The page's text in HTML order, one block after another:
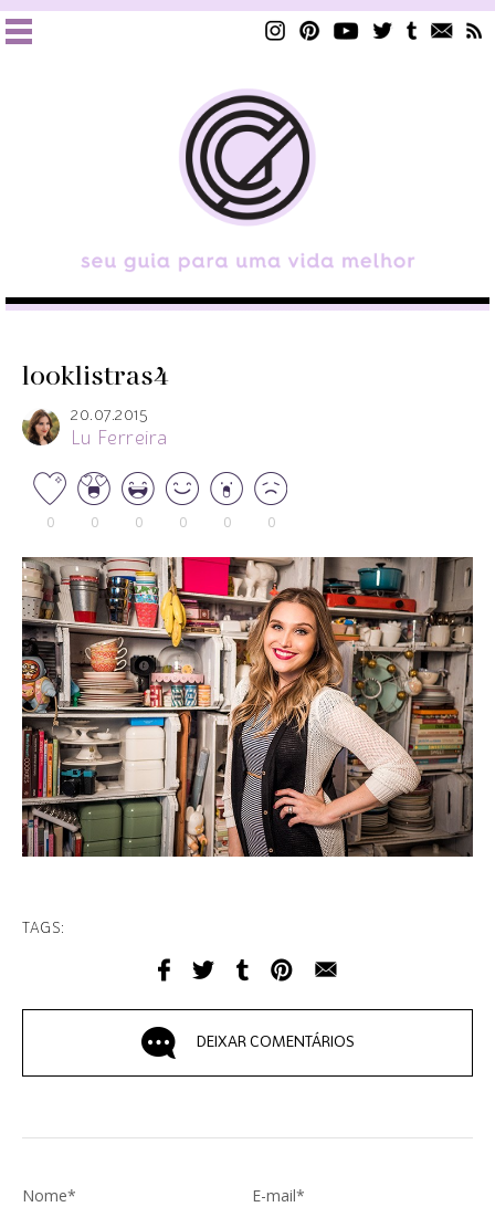
looklistras4
20.07.2015
Lu Ferreira
0 0 0 0 0 0
TAGS:
DEIXAR COMENTÁRIOS
Nome* E-mail*